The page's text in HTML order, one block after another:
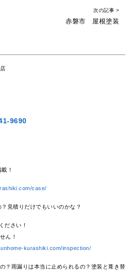
次の記事 >
赤磐市 屋根塗装
9690
！
case/
見積りだけでもいいのかな？
ださい！
ん！
kurashiki.com/inspection/
？雨漏りは本当に止められるの？塗装と葺き替